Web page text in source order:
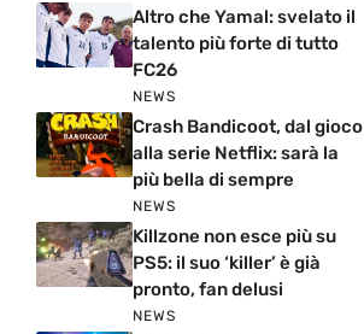
Altro che Yamal: svelato il
talento più forte di tutto
FC26
NEWS
Crash Bandicoot, dal gioco
alla serie Netflix: sarà la
più bella di sempre
NEWS
Killzone non esce più su
PS5: il suo ‘killer’ è già
pronto, fan delusi
NEWS